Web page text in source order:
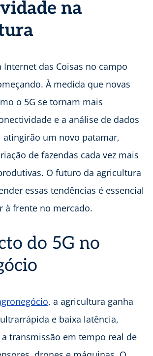
na
Internet das Coisas no campo
À medida que novas
o 5G se tornam mais
e a análise de dados
atingirão um novo patamar,
de fazendas cada vez mais
O futuro da agricultura
essas tendências é essencial
à frente no mercado.
do 5G no
, a agricultura ganha
e baixa latência,
transmissão em tempo real de